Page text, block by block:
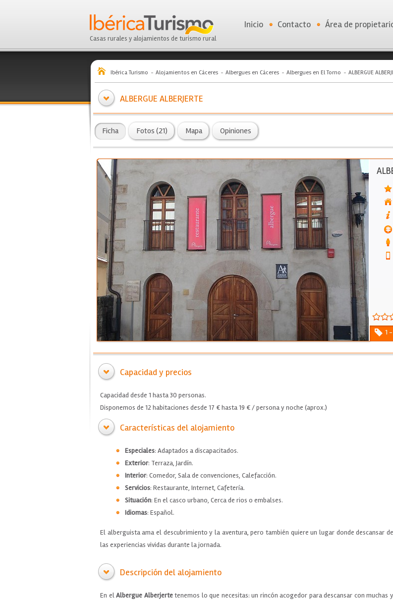
Casas rurales y alojamientos de turismo rural
Inicio Contacto Área de
Ibérica Turismo Alojamientos en Cáceres Albergues en Cáceres Albergues en El Torno ALBERGUE
ALBERGUE ALBERJERTE
Ficha Fotos (21) Mapa Opiniones
1
Capacidad y precios
Capacidad desde 1 hasta 30 personas.
Disponemos de 12 habitaciones desde 17 € hasta 19 € / persona y noche (aprox.)
Características del alojamiento
Especiales: Adaptados a discapacitados.
Exterior: Terraza, Jardín.
Interior: Comedor, Sala de convenciones, Calefacción.
Servicios: Restaurante, Internet, Cafetería.
Situación: En el casco urbano, Cerca de rios o embalses.
Idiomas: Español.
El alberguista ama el descubrimiento y la aventura, pero también quiere un lugar donde descansar de
las experiencias vividas durante la jornada.
Descripción del alojamiento
En elAlbergue Alberjertetenemos lo que necesitas: un rincón acogedor para descansar con muchas y